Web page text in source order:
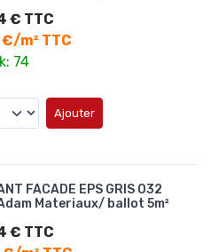
€ TTC
m² TTC
74
Ajouter
FACADE EPS GRIS 032
Materiaux/ ballot 5m²
€ TTC